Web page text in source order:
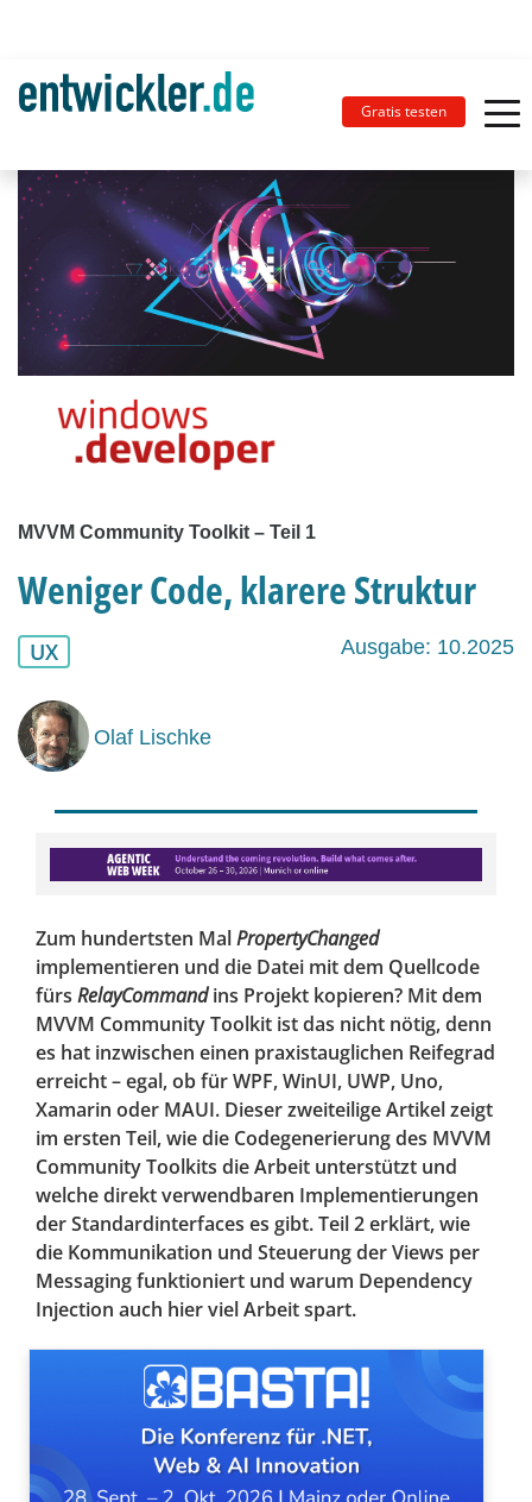
Gratis testen
MVVM Community Toolkit – Teil 1
Weniger Code, klarere Struktur
UX Ausgabe: 10.2025
Olaf Lischke
Zum hundertsten MalPropertyChanged
implementieren und die Datei mit dem Quellcode
fürs RelayCommandins Projekt kopieren? Mit dem
MVVM Community Toolkit ist das nicht nötig, denn
es hat inzwischen einen praxistauglichen Reifegrad
erreicht – egal, ob für WPF, WinUI, UWP, Uno,
Xamarin oder MAUI. Dieser zweiteilige Artikel zeigt
im ersten Teil, wie die Codegenerierung des MVVM
Community Toolkits die Arbeit unterstützt und
welche direkt verwendbaren Implementierungen
der Standardinterfaces es gibt. Teil 2 erklärt, wie
die Kommunikation und Steuerung der Views per
Messaging funktioniert und warum Dependency
Injection auch hier viel Arbeit spart.